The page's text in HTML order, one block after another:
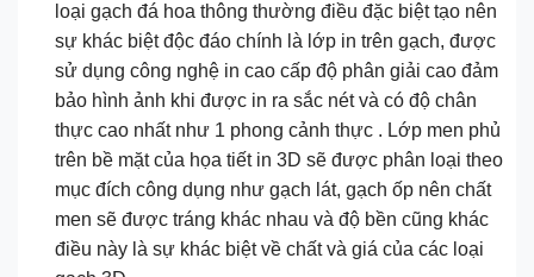
loại gạch đá hoa thông thường điều đặc biệt tạo nên
sự khác biệt độc đáo chính là lớp in trên gạch, được
sử dụng công nghệ in cao cấp độ phân giải cao đảm
bảo hình ảnh khi được in ra sắc nét và có độ chân
thực cao nhất như 1 phong cảnh thực . Lớp men phủ
trên bề mặt của họa tiết in 3D sẽ được phân loại theo
mục đích công dụng như gạch lát, gạch ốp nên chất
men sẽ được tráng khác nhau và độ bền cũng khác
điều này là sự khác biệt về chất và giá của các loại